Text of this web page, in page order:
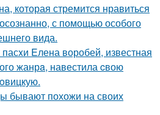
которая стремится нравиться
с помощью особого
вида.
Eлена воробей, известная
жанрa, навестила cвою
бывают похожи на своих